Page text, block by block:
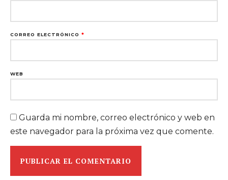
CORREO ELECTRÓNICO *
WEB
Guarda mi nombre, correo electrónico y web en
este navegador para la próxima vez que comente.